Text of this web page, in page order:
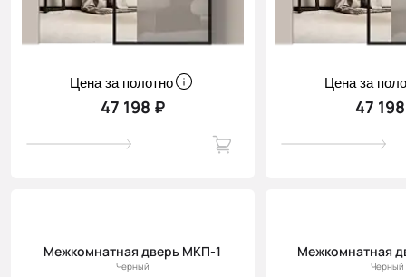
Цена за полотно
47 198 ₽
Цена за
47
Межкомнатная дверь МКП-1
Черный
Межкомнатная
Черный